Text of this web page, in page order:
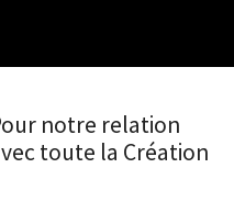
notre relation
toute la Création